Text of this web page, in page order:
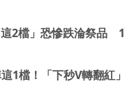
2檔」恐慘跌淪祭品 1
1檔！「下秒V轉翻紅」